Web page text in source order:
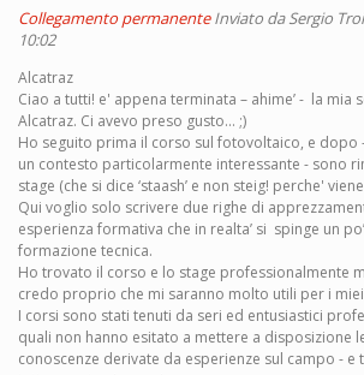
Collegamento permanente Inviato daSergio
10:02
Alcatraz
Ciao a tutti! e' appena terminata – ahime’ - la mia
Alcatraz. Ci avevo preso gusto... ;)
Ho seguito prima il corso sul fotovoltaico, e dopo
un contesto particolarmente interessante - sono
stage (che si dice ‘staash’ e non steig! perche'
Qui voglio solo scrivere due righe di
esperienza formativa che in realta’ si spinge un
formazione tecnica.
Ho trovato il corso e lo stage professionalmente
credo proprio che mi saranno molto utili per i
I corsi sono stati tenuti da seri ed entusiastici
quali non hanno esitato a mettere a disposizione
conoscenze derivate da esperienze sul campo -